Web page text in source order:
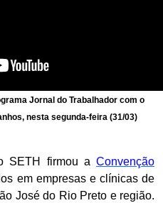
Jornal do Trabalhador com o
nesta segunda-feira (31/03)
SETH firmou a Convenção
em empresas e clínicas de
José do Rio Preto e região.